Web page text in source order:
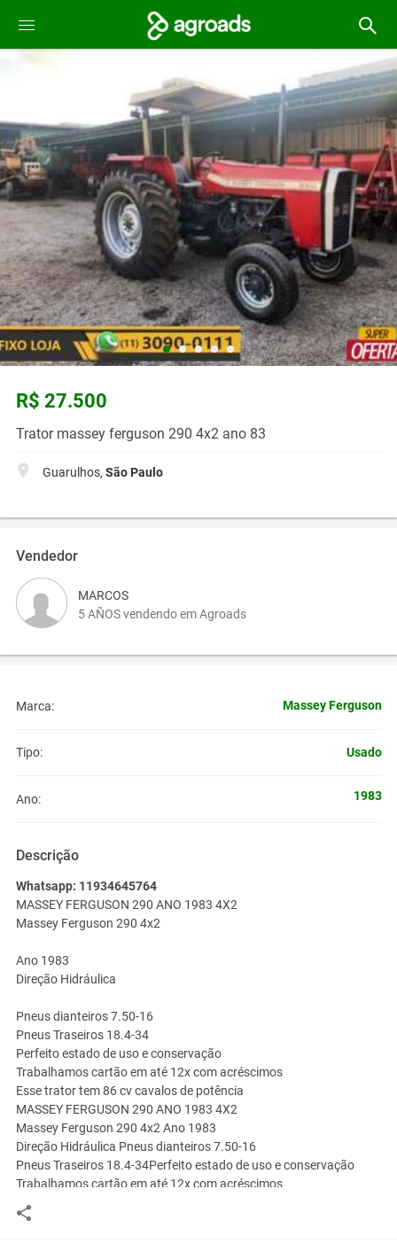
R$ 27.500
Trator massey ferguson 290 4x2 ano 83
Guarulhos, São Paulo
Vendedor
MARCOS
5 AÑOS vendendo em Agroads
Marca: Massey Ferguson
Tipo: Usado
Ano: 1983
Descrição
Whatsapp: 11934645764
MASSEY FERGUSON 290 ANO 1983 4X2
Massey Ferguson 290 4x2
Ano 1983
Direção Hidráulica
Pneus dianteiros 7.50-16
Pneus Traseiros 18.4-34
Perfeito estado de uso e conservação
Trabalhamos cartão em até 12x com acréscimos
Esse trator tem 86 cv cavalos de potência
MASSEY FERGUSON 290 ANO 1983 4X2
Massey Ferguson 290 4x2 Ano 1983
Direção Hidráulica Pneus dianteiros 7.50-16
Pneus Traseiros 18.4-34Perfeito estado de uso e conservação
Trabalhamos cartão em até 12x com acréscimos
Esse trator tem 86 cv cavalos de potência